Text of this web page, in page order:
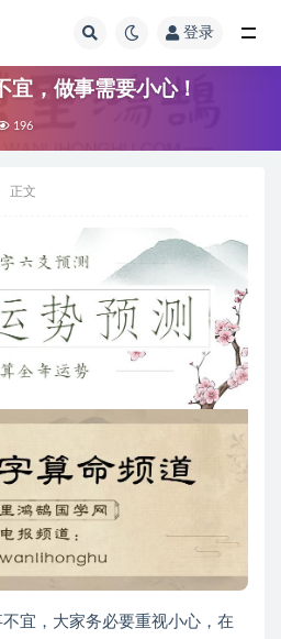
登录
宜，做事需要小心！
196
正文
宜，大家务必要重视小心，在